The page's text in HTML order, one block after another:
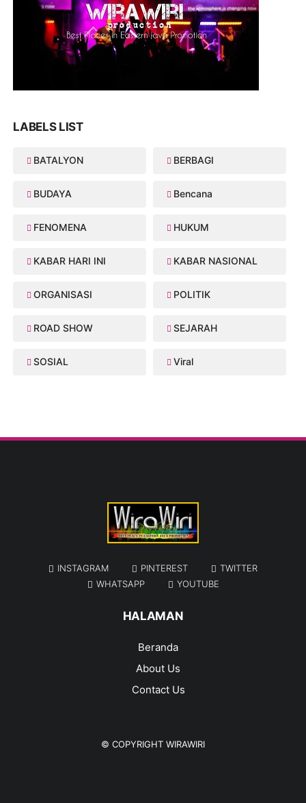
LABELS LIST
BATALYON BERBAGI
BUDAYA Bencana
FENOMENA HUKUM
KABAR HARI INI KABAR NASIONAL
ORGANISASI POLITIK
ROAD SHOW SEJARAH
SOSIAL Viral
INSTAGRAM PINTEREST
TWITTER
WHATSAPP
YOUTUBE
HALAMAN
Beranda
About Us
Contact Us
© COPYRIGHT WIRAWIRI